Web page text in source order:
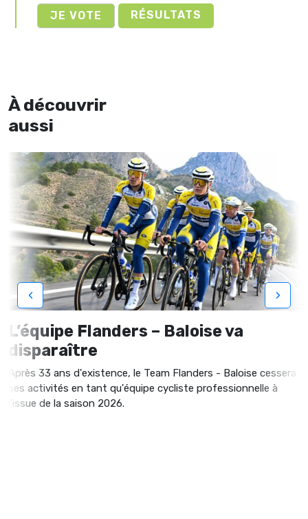
RÉSULTATS
À découvrir
aussi
L’équipe Flanders – Baloise va
disparaître
Après 33 ans d'existence, le Team Flanders - Baloise cessera
ses activités en tant qu'équipe cycliste professionnelle à
l'issue de la saison 2026.
‹ ›